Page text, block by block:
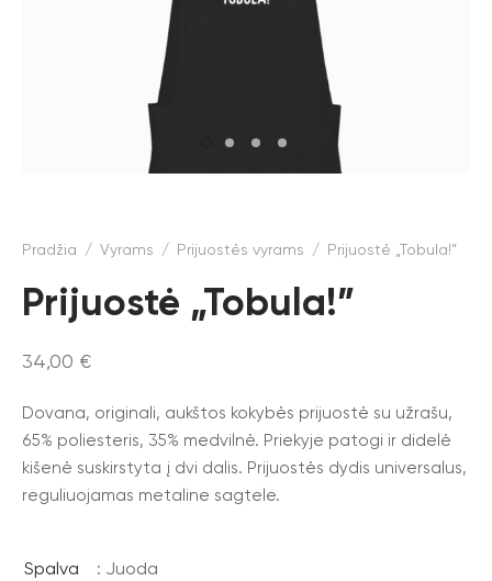
Pradžia / Vyrams / Prijuostės vyrams / Prijuostė „Tobula!”
Prijuostė „Tobula!”
34,00 €
Dovana, originali, aukštos kokybės prijuostė su užrašu,
65% poliesteris, 35% medvilnė. Priekyje patogi ir didelė
kišenė suskirstyta į dvi dalis. Prijuostės dydis universalus,
reguliuojamas metaline sagtele.
Spalva : Juoda